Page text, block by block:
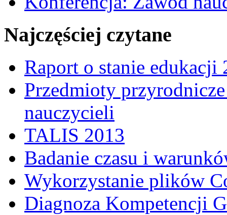
Najczęściej czytane
Raport o stanie edukacji
Przedmioty
nauczycieli
TALIS 2013
Badanie czasu i
Wykorzystanie plików
Diagnoza Kompetencji